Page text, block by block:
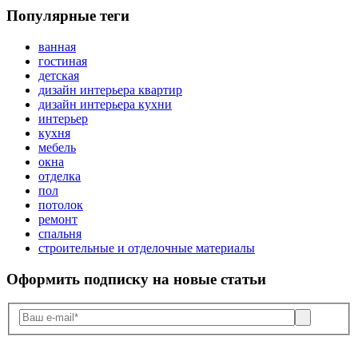
Популярные теги
ванная
гостиная
детская
дизайн интерьера квартир
дизайн интерьера кухни
интерьер
кухня
мебель
окна
отделка
пол
потолок
ремонт
спальня
строительные и отделочные материалы
Оформить подписку на новые статьи